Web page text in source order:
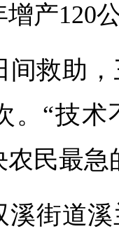
产120
间救助
。“技
民最急
溪街道